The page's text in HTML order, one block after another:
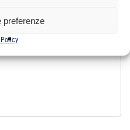
preferenze
CATANIA CT